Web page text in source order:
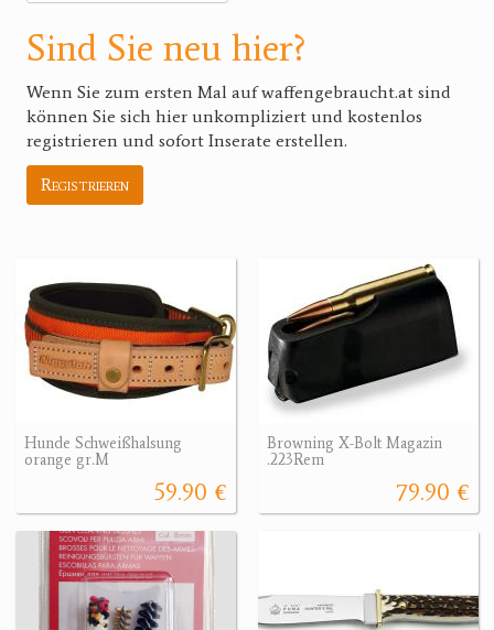
Sind Sie neu hier?
Wenn Sie zum ersten Mal auf waffengebraucht.at sind
können Sie sich hier unkompliziert und kostenlos
registrieren und sofort Inserate erstellen.
Registrieren
Hunde Schweißhalsung
orange gr.M
59.90 €
Browning X-Bolt Magazin
.223Rem
79.90 €